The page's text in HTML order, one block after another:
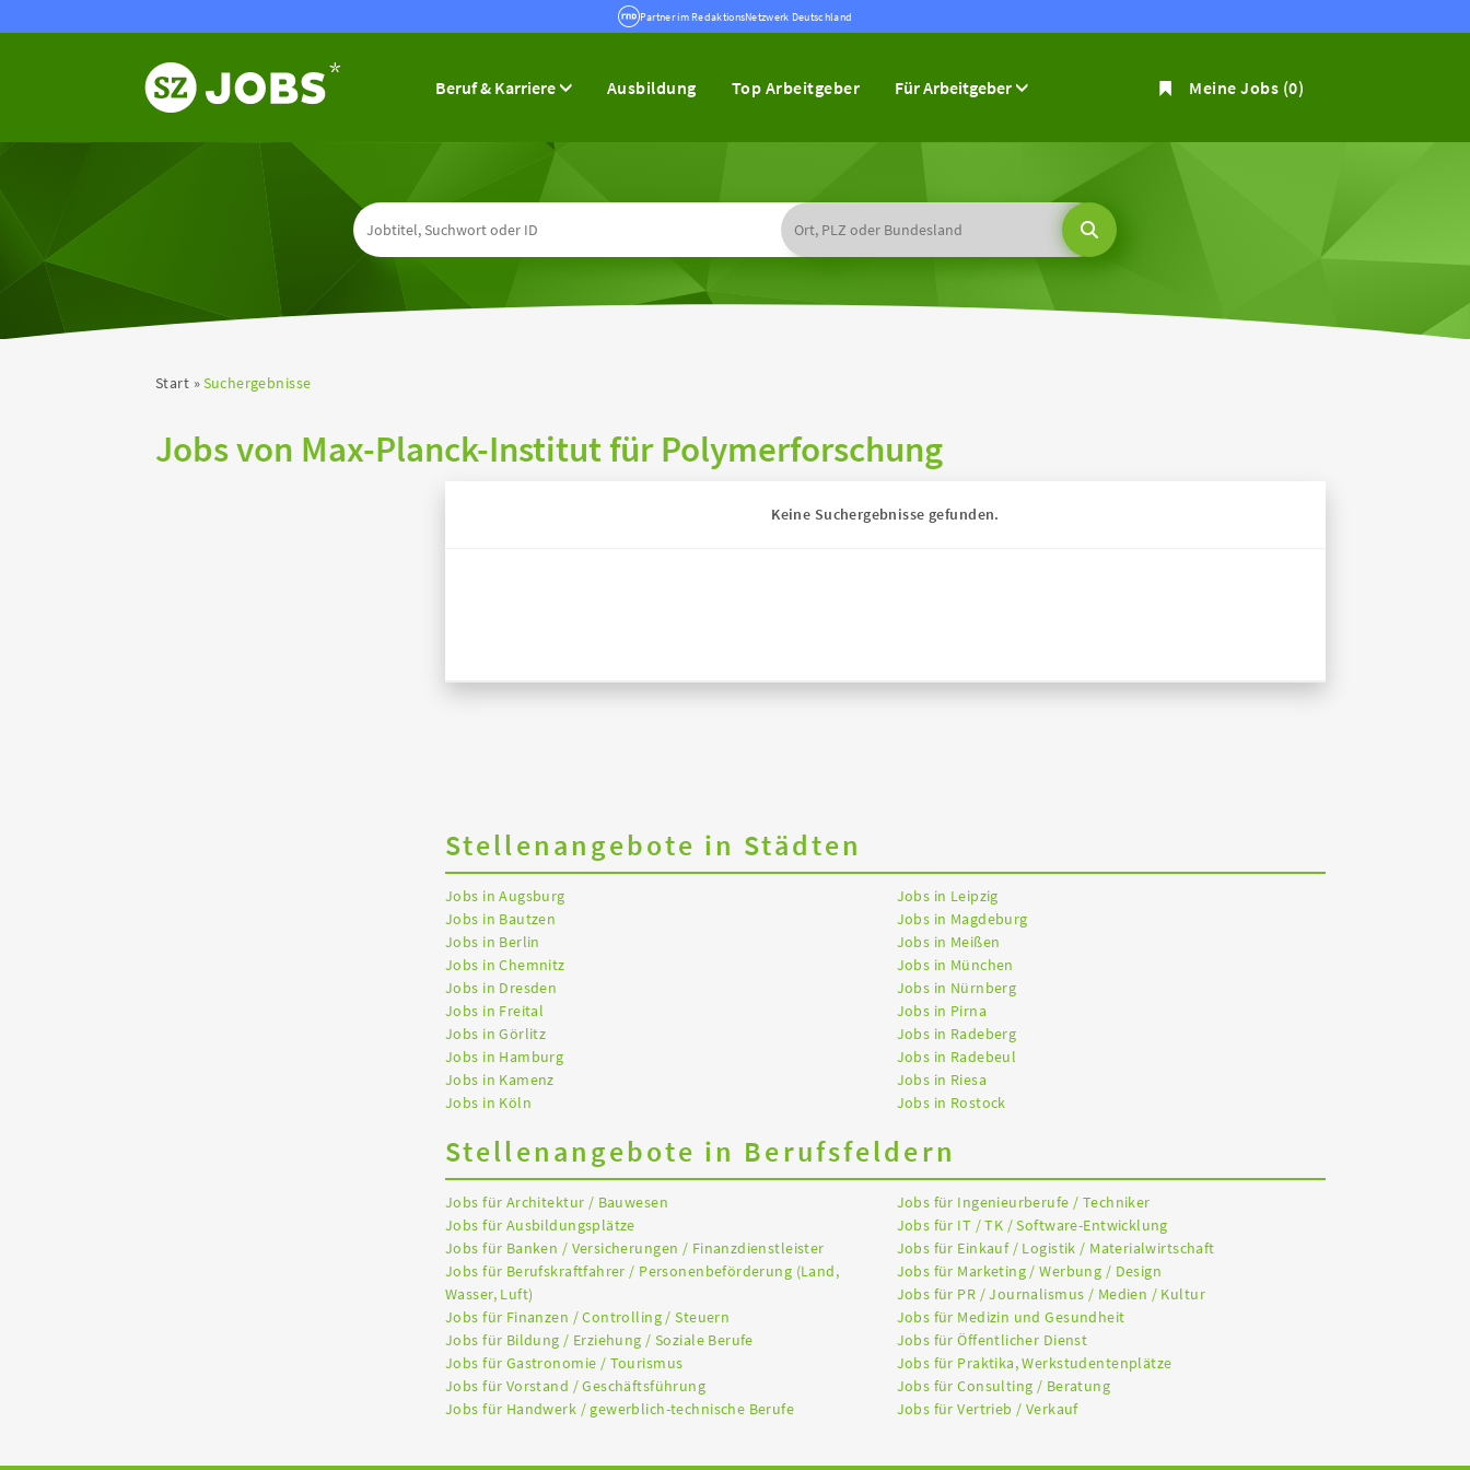
Partner im RedaktionsNetzwerk Deutschland
Beruf & Karriere Ausbildung Top Arbeitgeber Für Arbeitgeber Meine Jobs (0)
Start Suchergebnisse
Jobs von Max-Planck-Institut für Polymerforschung
Keine Suchergebnisse gefunden.
Stellenangebote in Städten
Jobs in Augsburg
Jobs in Bautzen
Jobs in Berlin
Jobs in Chemnitz
Jobs in Dresden
Jobs in Freital
Jobs in Görlitz
Jobs in Hamburg
Jobs in Kamenz
Jobs in Köln
Jobs in Leipzig
Jobs in Magdeburg
Jobs in Meißen
Jobs in München
Jobs in Nürnberg
Jobs in Pirna
Jobs in Radeberg
Jobs in Radebeul
Jobs in Riesa
Jobs in Rostock
Stellenangebote in Berufsfeldern
Jobs für Architektur / Bauwesen
Jobs für Ausbildungsplätze
Jobs für Banken / Versicherungen / Finanzdienstleister
Jobs für Berufskraftfahrer / Personenbeförderung (Land,
Wasser, Luft)
Jobs für Finanzen / Controlling / Steuern
Jobs für Bildung / Erziehung / Soziale Berufe
Jobs für Gastronomie / Tourismus
Jobs für Vorstand / Geschäftsführung
Jobs für Handwerk / gewerblich-technische Berufe
Jobs für Ingenieurberufe / Techniker
Jobs für IT / TK / Software-Entwicklung
Jobs für Einkauf / Logistik / Materialwirtschaft
Jobs für Marketing / Werbung / Design
Jobs für PR / Journalismus / Medien / Kultur
Jobs für Medizin und Gesundheit
Jobs für Öffentlicher Dienst
Jobs für Praktika, Werkstudentenplätze
Jobs für Consulting / Beratung
Jobs für Vertrieb / Verkauf